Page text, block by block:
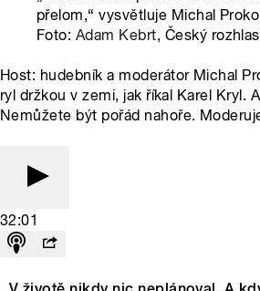
přelom,“ vysvětluje Michal
Foto: Adam Kebrt, Český rozhlas
Host: hudebník a moderátor Michal
ryl držkou v zemi, jak říkal Karel Kryl.
Nemůžete být pořád nahoře.
32:01